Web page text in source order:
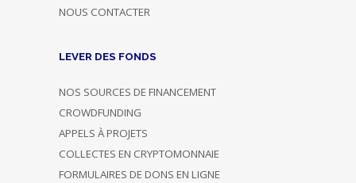
NOUS CONTACTER
LEVER DES FONDS
NOS SOURCES DE FINANCEMENT
CROWDFUNDING
APPELS À PROJETS
COLLECTES EN CRYPTOMONNAIE
FORMULAIRES DE DONS EN LIGNE